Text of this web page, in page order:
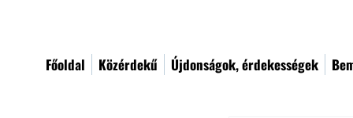
Főoldal Közérdekű Újdonságok, érdekességek